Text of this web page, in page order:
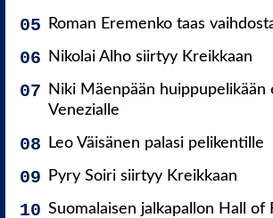
Roman Eremenko taas
Nikolai Alho siirtyy Kreikkaan
Niki Mäenpään
Venezialle
Leo Väisänen palasi pelikentille
Pyry Soiri siirtyy Kreikkaan
Suomalaisen jalkapallon Hall of